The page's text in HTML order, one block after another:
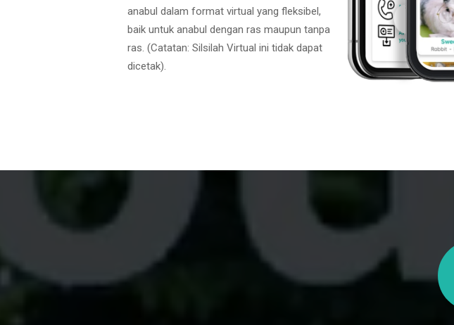
anabul dalam format virtual yang fleksibel,
baik untuk anabul dengan ras maupun tanpa
ras. (Catatan: Silsilah Virtual ini tidak dapat
dicetak).